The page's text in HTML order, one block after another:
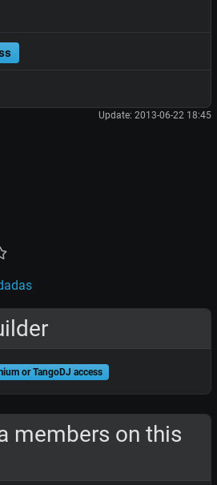
Update: 2013-06-22 18:45
or TangoDJ access
members on this